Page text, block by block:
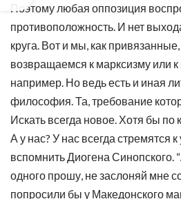
Поэтому любая оппозиция
противоположность. И нет
круга. Вот и мы, как
возвращаемся к марксизму или к
например. Но ведь есть и иная
философия. Та, требование
Искать всегда новое. Хотя бы по
А у нас? У нас всегда стремятся
вспомнить Диогена Синопского.
одного прошу, не заслоняй мне
попросили бы у Македонского